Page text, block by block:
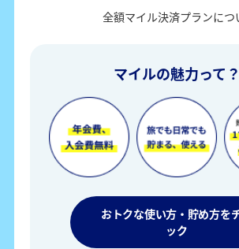
全額マイル決済プランにつ
マイルの魅力って？
おトクな使い方・貯め方を
ック